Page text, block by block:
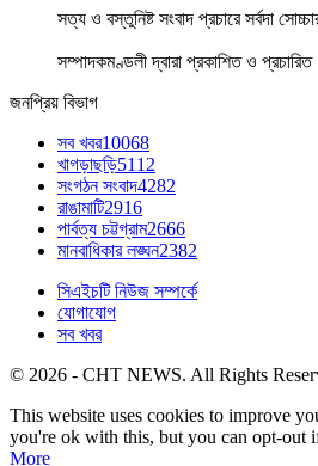
সত্য ও বস্তুনিষ্ট সংবাদ প্রচারে সর্বদা
সম্পাদকমণ্ডলী দ্বারা প্রকাশিত ও
জনপ্রিয় বিভাগ
সব খবর10068
খাগড়াছড়ি5112
সংগঠন সংবাদ4282
রাঙামাটি2916
পার্বত্য চট্টগ্রাম2666
মানবাধিকার লঙ্ঘন2382
সিএইচটি নিউজ সম্পর্কে
যোগাযোগ
সব খবর
© 2026 - CHT NEWS. All Rights
This website uses cookies to improve
you're ok with this, but you can opt-out
More